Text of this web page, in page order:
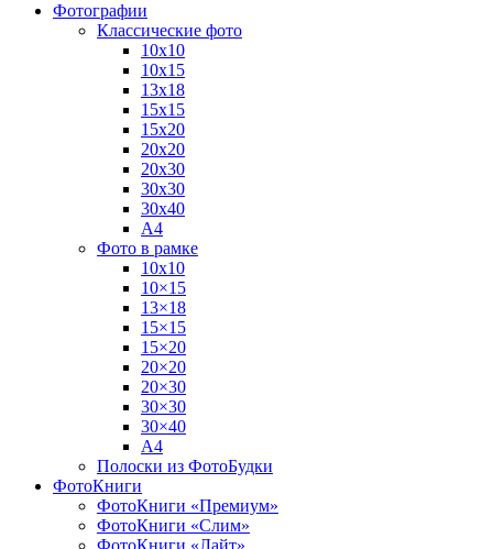
Фотографии
Классические фото
10х10
10х15
13х18
15х15
15х20
20х20
20х30
30х30
30х40
А4
Фото в рамке
10х10
10×15
13×18
15×15
15×20
20×20
20×30
30×30
30×40
A4
Полоски из ФотоБудки
ФотоКниги
ФотоКниги «Премиум»
ФотоКниги «Слим»